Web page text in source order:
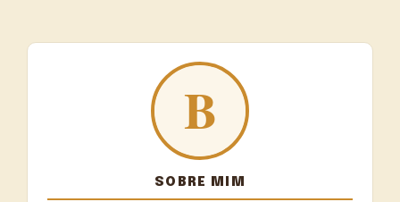
SOBRE MIM